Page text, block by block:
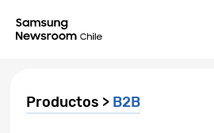
Productos > B2B